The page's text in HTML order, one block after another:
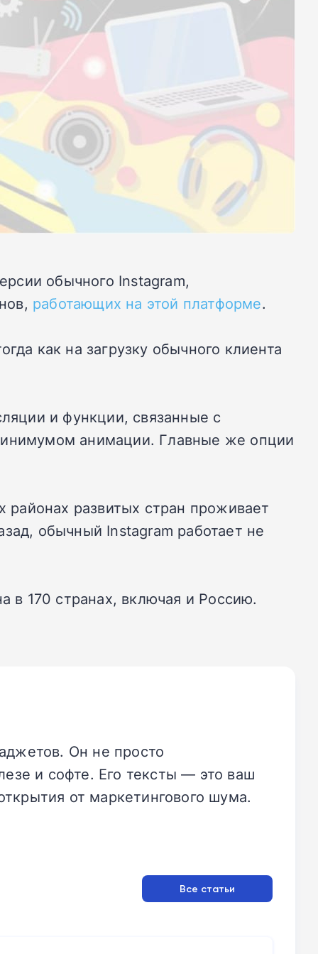
обычного Instagram,
работающих на этой платформе.
как на загрузку обычного клиента
и функции, связанные с
анимации. Главные же опции
развитых стран проживает
обычный Instagram работает не
в 170 странах, включая и Россию.
Он не просто
и софте. Его тексты — это ваш
от маркетингового шума.
Все статьи